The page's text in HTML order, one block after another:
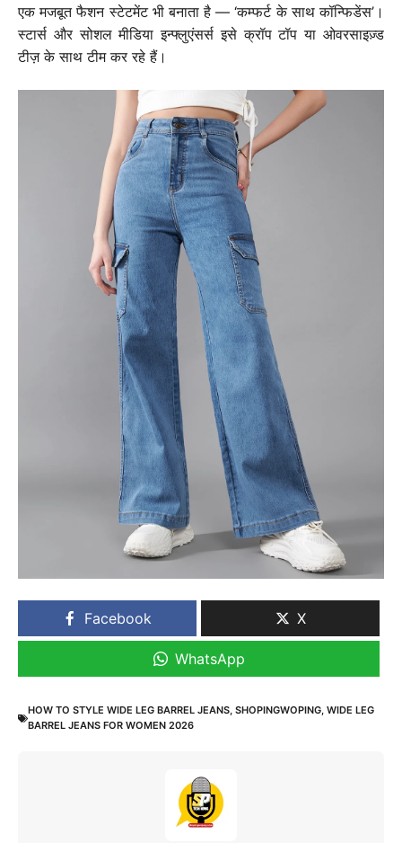
एक मजबूत फैशन स्टेटमेंट भी बनाता है — ‘कम्फर्ट के साथ कॉन्फिडेंस’।
स्टार्स और सोशल मीडिया इन्फ्लुएंसर्स इसे क्रॉप टॉप या ओवरसाइज़्ड
टीज़ के साथ टीम कर रहे हैं।
Facebook X
WhatsApp
HOW TO STYLE WIDE LEG BARREL JEANS, SHOPINGWOPING, WIDE LEG
BARREL JEANS FOR WOMEN 2026